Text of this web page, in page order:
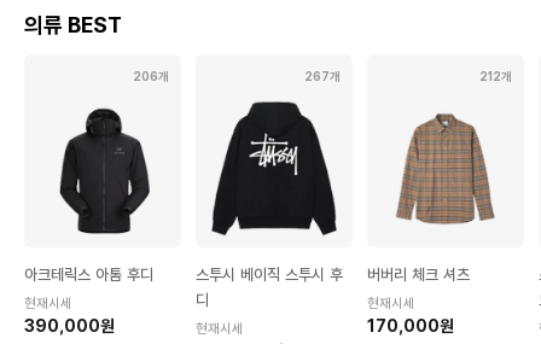
의류 BEST
206개
아크테릭스 아톰 후디
현재시세
390,000원
267개
스투시 베이직 스투시 후
디
현재시세
212개
버버리 체크 셔츠
현재시세
170,000원